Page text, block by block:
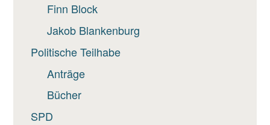
Finn Block
Jakob Blankenburg
Politische Teilhabe
Anträge
Bücher
SPD